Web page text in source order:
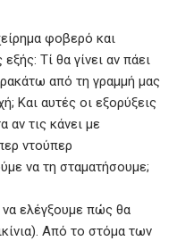
φοβερό και
Τί θα γίνει αν πάει
από τη γραμμή μας
Και αυτές οι εξορύξεις
αν τις κάνει με
ντούπερ
να τη σταματήσουμε;
να ελέγξουμε πώς θα
Από το στόμα των